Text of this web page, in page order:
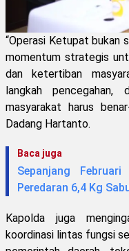
“Operasi Ketupat bukan
momentum strategis
dan ketertiban
langkah
masyarakat harus
Dadang Hartanto.
Baca juga
Sepanjang
Peredaran 6,4 Kg
Kapolda juga
koordinasi lintas fungsi